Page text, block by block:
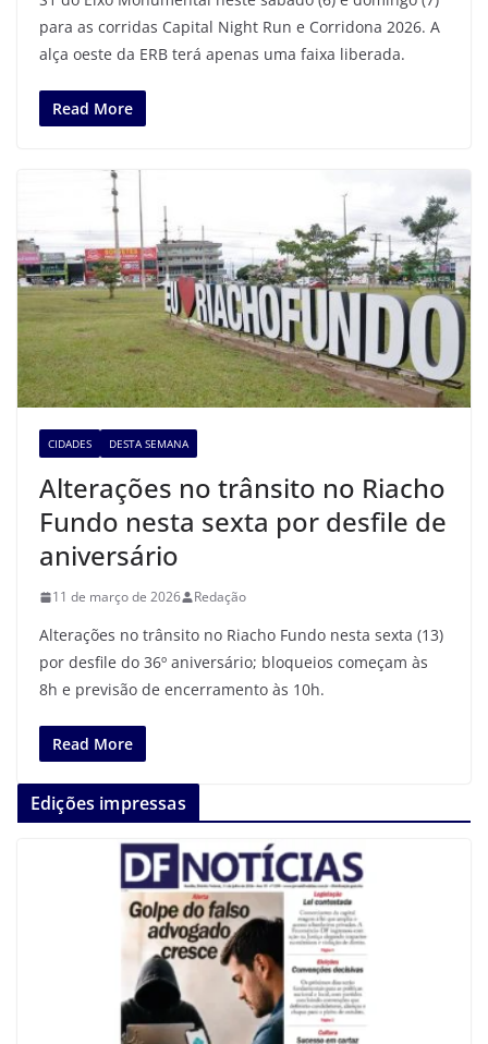
para as corridas Capital Night Run e Corridona 2026. A
alça oeste da ERB terá apenas uma faixa liberada.
Read More
CIDADES DESTA SEMANA
Alterações no trânsito no Riacho
Fundo nesta sexta por desfile de
aniversário
11 de março de 2026 Redação
Alterações no trânsito no Riacho Fundo nesta sexta (13)
por desfile do 36º aniversário; bloqueios começam às
8h e previsão de encerramento às 10h.
Read More
Edições impressas